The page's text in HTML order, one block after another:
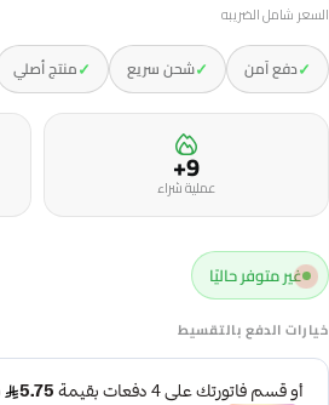
السعر شامل الضريبه
✓دفع آمن ✓شحن سريع ✓منتج أصلي
9+
عملية شراء
غير متوفر حاليًا
خيارات الدفع بالتقسيط